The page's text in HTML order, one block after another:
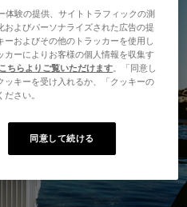
体験の提供、サイトトラフィックの測
よびパーソナライズされた広告の提
およびその他のトラッカーを使用し
ーによりお客様の個人情報を収集す
こちらよりご覧いただけます。「同意し
キーを受け入れるか、「クッキーの
さい。
同意して続ける